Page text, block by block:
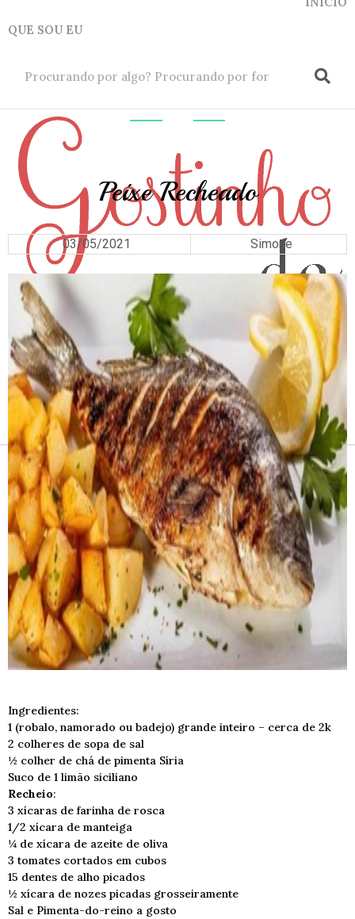
QUE SOU EU
Receitas e vinhos
Peixe Recheado
03/05/2021 Simone
Ingredientes:
1 (robalo, namorado ou badejo) grande inteiro – cerca de 2k
2 colheres de sopa de sal
½ colher de chá de pimenta Síria
Suco de 1 limão siciliano
Recheio:
3 xícaras de farinha de rosca
1/2 xícara de manteiga
¼ de xícara de azeite de oliva
3 tomates cortados em cubos
15 dentes de alho picados
½ xícara de nozes picadas grosseiramente
Sal e Pimenta-do-reino a gosto